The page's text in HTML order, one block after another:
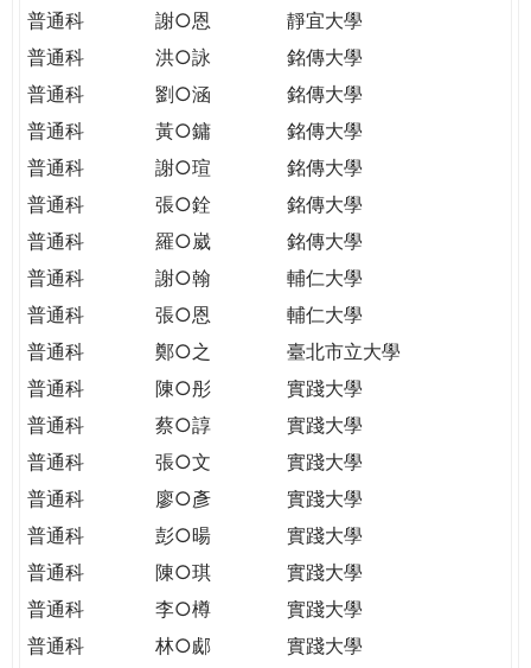
普通科
謝○恩
靜宜大學
普通科
洪○詠
銘傳大學
普通科
劉○涵
銘傳大學
普通科
黃○鏞
銘傳大學
普通科
謝○瑄
銘傳大學
普通科
張○銓
銘傳大學
普通科
羅○崴
銘傳大學
普通科
謝○翰
輔仁大學
普通科
張○恩
輔仁大學
普通科
鄭○之
臺北市立大學
普通科
陳○彤
實踐大學
普通科
蔡○諄
實踐大學
普通科
張○文
實踐大學
普通科
廖○彥
實踐大學
普通科
彭○暘
實踐大學
普通科
陳○琪
實踐大學
普通科
李○樽
實踐大學
普通科
林○郕
實踐大學